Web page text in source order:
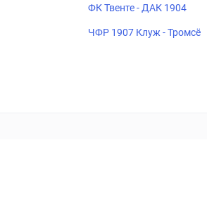
ФК Твенте - ДАК 1904
ЧФР 1907 Клуж - Тромсё